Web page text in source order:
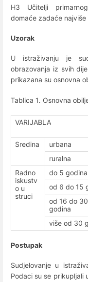
H3 Učitelji
domaće zadaće
Uzorak
U istraživanju je
obrazovanja iz svih
prikazana su osnovna
Tablica 1. Osnovna
VARIJABLA
Sredina
urbana
ruralna
Radno
iskustv
o u
struci
do 5 godina
od 6 do 15
od 16 do 30
godina
više od 30
Postupak
Sudjelovanje u
Podaci su se prikupljali